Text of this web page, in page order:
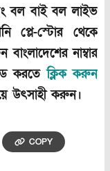
বল বাই বল লাইভ
প্লে-স্টোর থেকে
নাম্বার
করতেক্লিক করুন
উৎসাহী করুন।
COPY